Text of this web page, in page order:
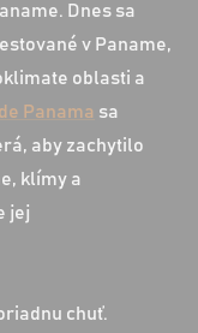
Dnes sa
v Paname,
oblasti a
Panama sa
aby zachytilo
klímy a
jej
chuť.